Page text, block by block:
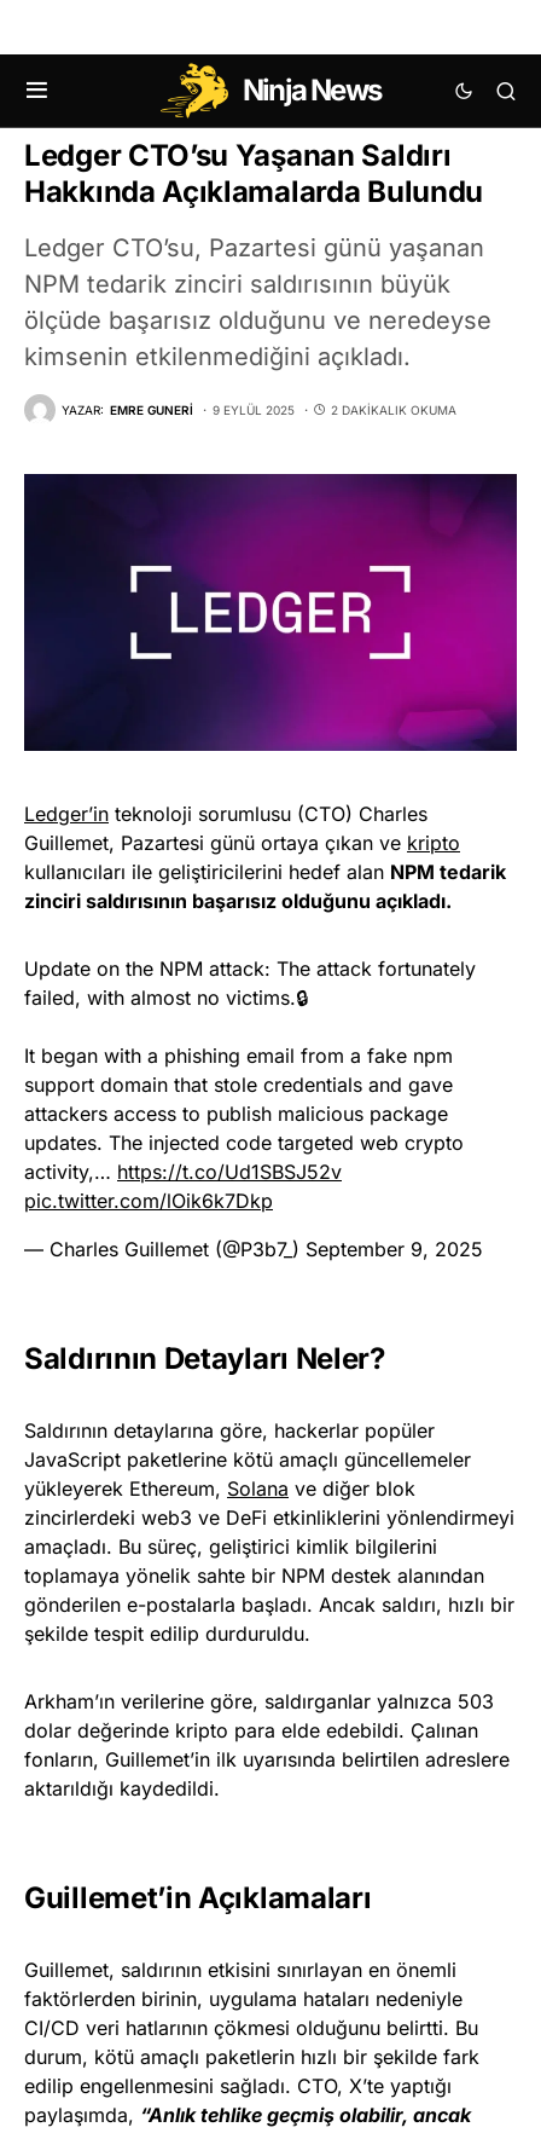
Ninja News
KRIPTO HABERLERI
Ledger CTO’su Yaşanan Saldırı
Hakkında Açıklamalarda Bulundu
Ledger CTO’su, Pazartesi günü yaşanan
NPM tedarik zinciri saldırısının büyük
ölçüde başarısız olduğunu ve neredeyse
kimsenin etkilenmediğini açıkladı.
YAZAR: EMRE GUNERI 9 EYLÜL 2025 2 DAKIKALIK OKUMA
Ledger’in teknoloji sorumlusu (CTO) Charles
Guillemet, Pazartesi günü ortaya çıkan ve kripto
kullanıcıları ile geliştiricilerini hedef alan NPM tedarik
zinciri saldırısının başarısız olduğunu açıkladı.
Update on the NPM attack: The attack fortunately
failed, with almost no victims.🔒
It began with a phishing email from a fake npm
support domain that stole credentials and gave
attackers access to publish malicious package
updates. The injected code targeted web crypto
activity,… https://t.co/Ud1SBSJ52v
pic.twitter.com/lOik6k7Dkp
— Charles Guillemet (@P3b7_) September 9, 2025
Saldırının Detayları Neler?
Saldırının detaylarına göre, hackerlar popüler
JavaScript paketlerine kötü amaçlı güncellemeler
yükleyerek Ethereum, Solana ve diğer blok
zincirlerdeki web3 ve DeFi etkinliklerini yönlendirmeyi
amaçladı. Bu süreç, geliştirici kimlik bilgilerini
toplamaya yönelik sahte bir NPM destek alanından
gönderilen e-postalarla başladı. Ancak saldırı, hızlı bir
şekilde tespit edilip durduruldu.
Arkham’ın verilerine göre, saldırganlar yalnızca 503
dolar değerinde kripto para elde edebildi. Çalınan
fonların, Guillemet’in ilk uyarısında belirtilen adreslere
aktarıldığı kaydedildi.
Guillemet’in Açıklamaları
Guillemet, saldırının etkisini sınırlayan en önemli
faktörlerden birinin, uygulama hataları nedeniyle
CI/CD veri hatlarının çökmesi olduğunu belirtti. Bu
durum, kötü amaçlı paketlerin hızlı bir şekilde fark
edilip engellenmesini sağladı. CTO, X’te yaptığı
paylaşımda, “Anlık tehlike geçmiş olabilir, ancak